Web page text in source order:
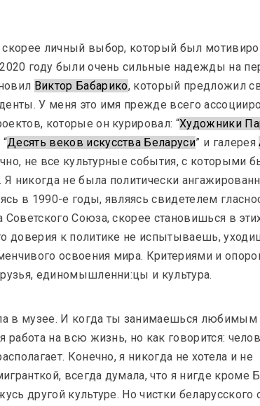
Подкасты
OM Podcast
3 и 4 эпизоды: Музей и
скорее личный выбор, который был
2020 году были очень сильные надежды на
Виктор Бабарико, который предложил
У меня это имя прежде всего
которые он курировал: “Художники
“Десять веков искусства Беларуси” и галерея
не все культурные события, с которыми
Я никогда не была политически
в 1990-е годы, являясь свидетелем
Советского Союза, скорее становишься в
доверия к политике не испытываешь,
освоения мира. Критериями и
единомышленни:цы и культура.
в музее. И когда ты занимаешься
работа на всю жизнь, но как говорится:
Конечно, я никогда не хотела и не
всегда думала, что я нигде кроме
другой культуре. Но чистки беларусского